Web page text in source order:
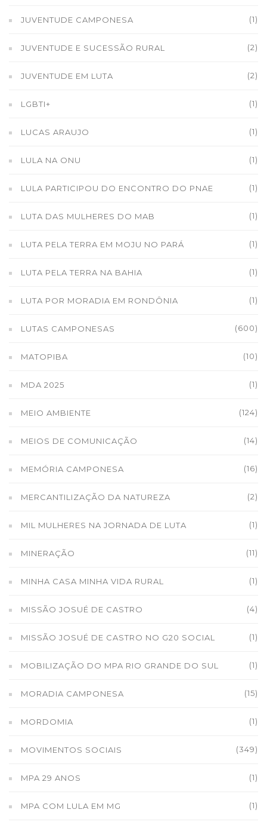
JUVENTUDE CAMPONESA (1)
JUVENTUDE E SUCESSÃO RURAL (2)
JUVENTUDE EM LUTA (2)
LGBTI+ (1)
LUCAS ARAUJO (1)
LULA NA ONU (1)
LULA PARTICIPOU DO ENCONTRO DO PNAE (1)
LUTA DAS MULHERES DO MAB (1)
LUTA PELA TERRA EM MOJU NO PARÁ (1)
LUTA PELA TERRA NA BAHIA (1)
LUTA POR MORADIA EM RONDÔNIA (1)
LUTAS CAMPONESAS (600)
MATOPIBA (10)
MDA 2025 (1)
MEIO AMBIENTE (124)
MEIOS DE COMUNICAÇÃO (14)
MEMÓRIA CAMPONESA (16)
MERCANTILIZAÇÃO DA NATUREZA (2)
MIL MULHERES NA JORNADA DE LUTA (1)
MINERAÇÃO (11)
MINHA CASA MINHA VIDA RURAL (1)
MISSÃO JOSUÉ DE CASTRO (4)
MISSÃO JOSUÉ DE CASTRO NO G20 SOCIAL (1)
MOBILIZAÇÃO DO MPA RIO GRANDE DO SUL (1)
MORADIA CAMPONESA (15)
MORDOMIA (1)
MOVIMENTOS SOCIAIS (349)
MPA 29 ANOS (1)
MPA COM LULA EM MG (1)